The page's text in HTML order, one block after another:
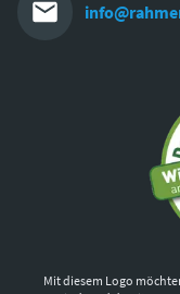
Mit diesem Logo